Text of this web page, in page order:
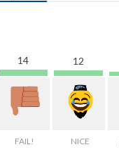
14
FAIL!
12
NICE